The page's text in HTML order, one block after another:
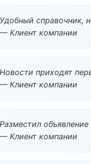
Удобный справочник,
— Клиент компании
Новости приходят
— Клиент компании
Разместил
— Клиент компании